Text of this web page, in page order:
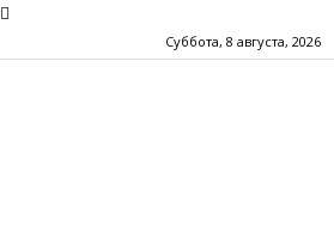
Суббота, 8 августа, 2026